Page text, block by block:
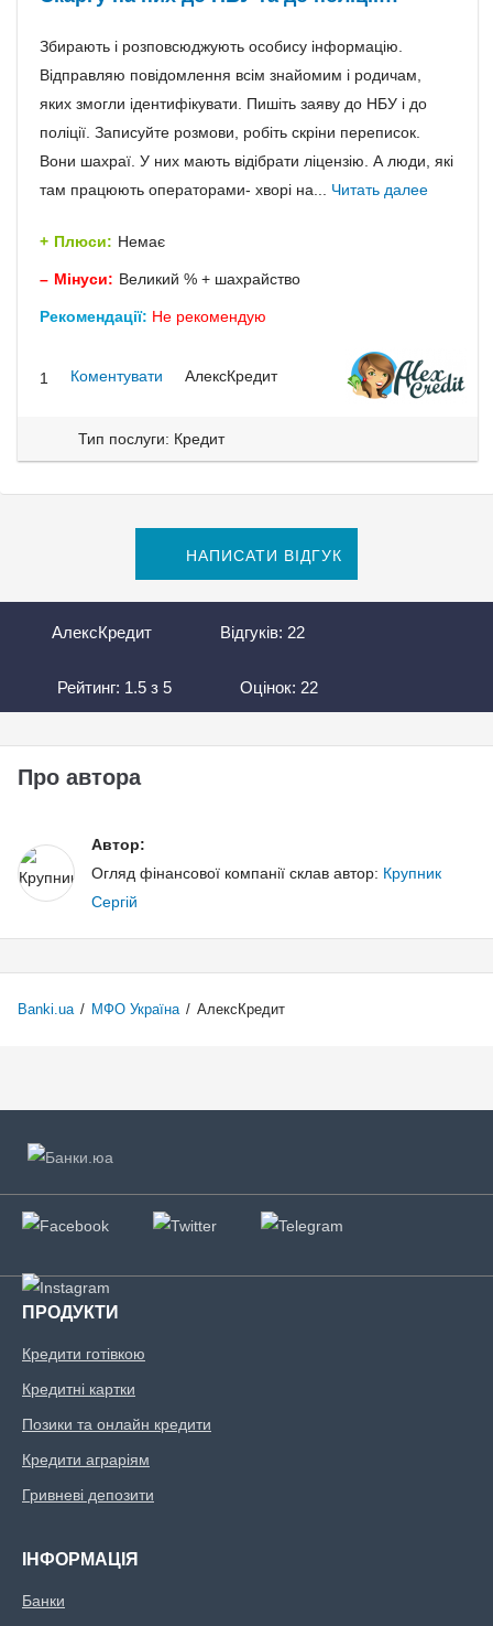
Збирають і розповсюджують особису інформацію.
Відправляю повідомлення всім знайомим і родичам,
яких змогли ідентифікувати. Пишіть заяву до НБУ і до
поліції. Записуйте розмови, робіть скріни переписок.
Вони шахраї. У них мають відібрати ліцензію. А люди, які
там працюють операторами- хворі на... Читать далее
Плюси: Немає
Мінуси: Великий % + шахрайство
Рекомендації: Не рекомендую
1 Коментувати АлексКредит
Тип послуги: Кредит
НАПИСАТИ ВІДГУК
АлексКредит Відгуків: 22
Рейтинг: 1.5 з 5 Оцінок: 22
Про автора
Автор:
Огляд фінансової компанії склав автор: Крупник
Сергій
Banki.ua / МФО Україна / АлексКредит
ПРОДУКТИ
Кредити готівкою
Кредитні картки
Позики та онлайн кредити
Кредити аграріям
Гривневі депозити
ІНФОРМАЦІЯ
Банки